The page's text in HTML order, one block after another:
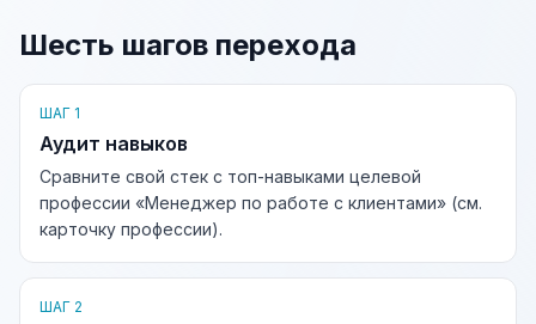
Шесть шагов перехода
ШАГ 1
Аудит навыков
Сравните свой стек с топ-навыками целевой
профессии «Менеджер по работе с клиентами» (см.
карточку профессии).
ШАГ 2